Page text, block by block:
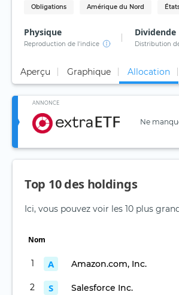
Obligations Amérique du Nord
Physique
Reproduction de l'indice
Dividende
Distribution
Aperçu Graphique Allocation
ANNONCE
Ne
Top 10 des holdings
Ici, vous pouvez voir les 10 plus
Nom
1 A Amazon.com, Inc.
2 S Salesforce Inc.